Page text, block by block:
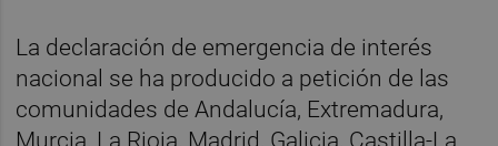
La declaración de emergencia de interés
nacional se ha producido a petición de las
comunidades de Andalucía, Extremadura,
Murcia, La Rioja, Madrid, Galicia, Castilla-La